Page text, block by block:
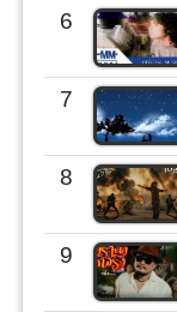
6
7
8
9